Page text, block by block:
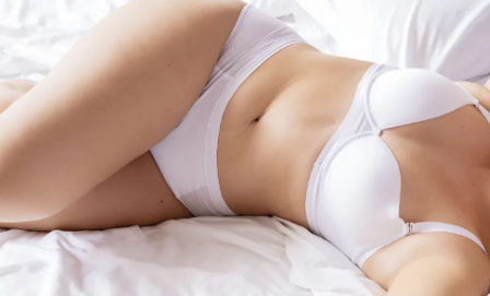
ROMÁNTICA
CONTROL
RITUALES CAMISETAS
BODIES
ACCESORIOS
LO MÁS VENDIDO
MATERNIDAD